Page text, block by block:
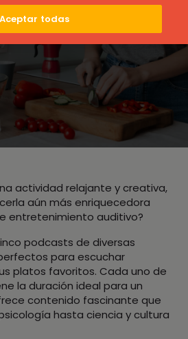
actividad relajante y creativa,
aún más enriquecedora
entretenimiento auditivo?
podcasts de diversas
para escuchar
platos favoritos. Cada uno de
la duración ideal para un
contenido fascinante que
hasta ciencia y cultura
Aceptar todas